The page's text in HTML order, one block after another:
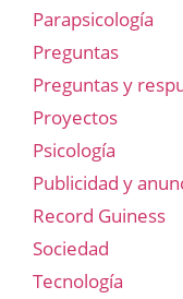
Parapsicología
Preguntas
Preguntas y
Proyectos
Psicología
Publicidad y
Record Guiness
Sociedad
Tecnología